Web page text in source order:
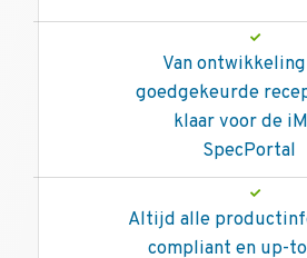
Van
goedgekeurde
klaar voor de
SpecPortal
Altijd alle
compliant en up-